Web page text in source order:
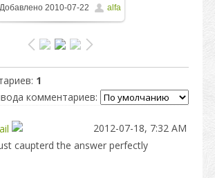
700x467/ 133.0Kb
Добавлено 2010-07-22 alfa
: 1
комментариев:
2012-07-18, 7:32 AM
caupterd the answer perfectly